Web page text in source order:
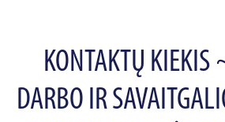
KONTAKTŲ
DARBO IR